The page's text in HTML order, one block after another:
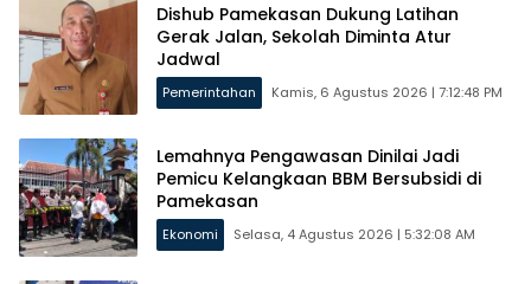
Dishub Pamekasan Dukung Latihan
Gerak Jalan, Sekolah Diminta Atur
Jadwal
Pemerintahan Kamis, 6 Agustus 2026 | 7:12:48 PM
Lemahnya Pengawasan Dinilai Jadi
Pemicu Kelangkaan BBM Bersubsidi di
Pamekasan
Ekonomi Selasa, 4 Agustus 2026 | 5:32:08 AM